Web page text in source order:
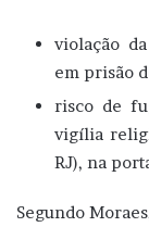
violação
em prisão
risco de
vigília
RJ), na
Segundo